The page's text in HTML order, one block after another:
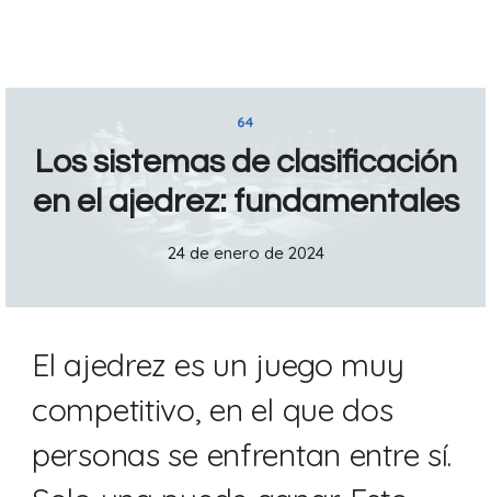
64
Los sistemas de clasificación
en el ajedrez: fundamentales
24 de enero de 2024
El ajedrez es un juego muy
competitivo, en el que dos
personas se enfrentan entre sí.